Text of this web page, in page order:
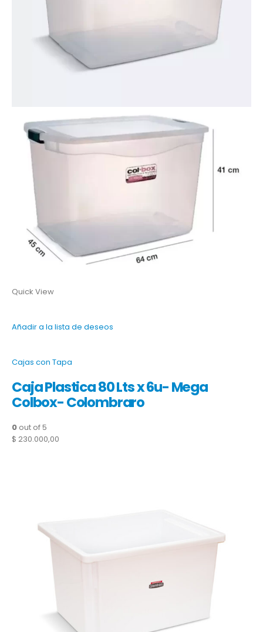
Quick View
Añadir a la lista de deseos
Cajas con Tapa
Caja Plastica 80 Lts x 6u- Mega
Colbox- Colombraro
0 out of 5
$ 230.000,00